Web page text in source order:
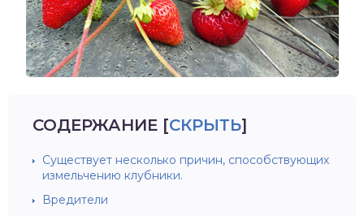
СОДЕРЖАНИЕ [СКРЫТЬ]
Существует несколько причин, способствующих
измельчению клубники.
Вредители